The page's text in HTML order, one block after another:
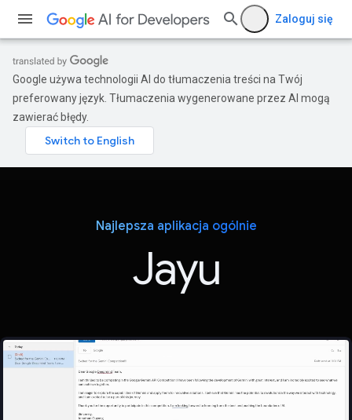
Zaloguj się
Google używa technologii AI do tłumaczenia treści na Twój
preferowany język. Tłumaczenia wygenerowane przez AI mogą
zawierać błędy.
Najlepsza aplikacja ogólnie
Jayu